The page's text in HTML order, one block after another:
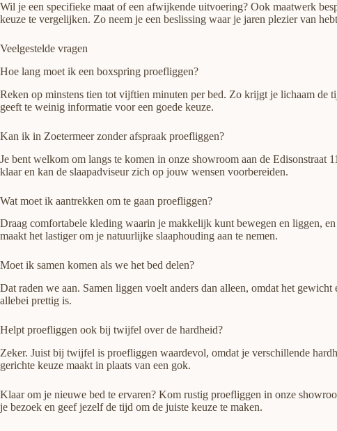
Wil je een specifieke maat of een afwijkende uitvoering? Ook maatwerk
keuze te vergelijken. Zo neem je een beslissing waar je jaren plezier van
Veelgestelde vragen
Hoe lang moet ik een boxspring proefliggen?
Reken op minstens tien tot vijftien minuten per bed. Zo krijgt je lichaam de
geeft te weinig informatie voor een goede keuze.
Kan ik in Zoetermeer zonder afspraak proefliggen?
Je bent welkom om langs te komen in onze showroom aan de Edisonstraat
klaar en kan de slaapadviseur zich op jouw wensen voorbereiden.
Wat moet ik aantrekken om te gaan proefliggen?
Draag comfortabele kleding waarin je makkelijk kunt bewegen en liggen,
maakt het lastiger om je natuurlijke slaaphouding aan te nemen.
Moet ik samen komen als we het bed delen?
Dat raden we aan. Samen liggen voelt anders dan alleen, omdat het
allebei prettig is.
Helpt proefliggen ook bij twijfel over de hardheid?
Zeker. Juist bij twijfel is proefliggen waardevol, omdat je verschillende
gerichte keuze maakt in plaats van een gok.
Klaar om je nieuwe bed te ervaren? Kom rustig proefliggen in onze
je bezoek en geef jezelf de tijd om de juiste keuze te maken.